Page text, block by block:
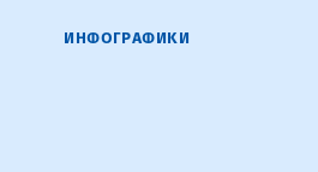
ИНФОГРАФИКИ